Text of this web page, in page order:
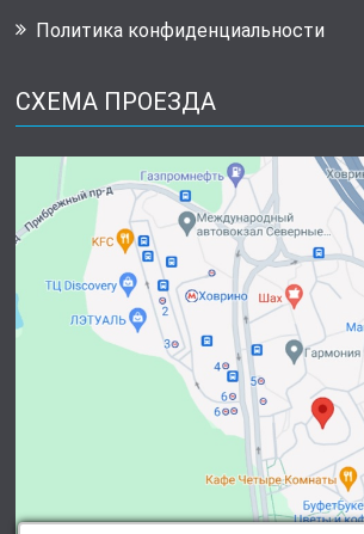
Политика конфиденциальности
СХЕМА ПРОЕЗДА